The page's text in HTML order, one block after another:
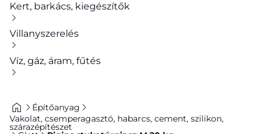
Kert, barkács, kiegészítők
Villanyszerelés
Víz, gáz, áram, fűtés
Építőanyag
Vakolat, csemperagasztó, habarcs, cement, szilikon,
szárazépítészet